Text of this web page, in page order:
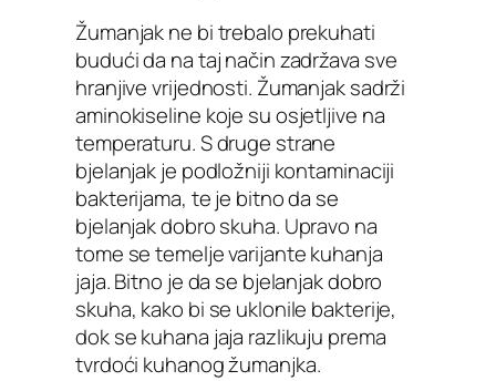
Žumanjak ne bi trebalo prekuhati
budući da na taj način zadržava sve
hranjive vrijednosti. Žumanjak sadrži
aminokiseline koje su osjetljive na
temperaturu. S druge strane
bjelanjak je podložniji kontaminaciji
bakterijama, te je bitno da se
bjelanjak dobro skuha. Upravo na
tome se temelje varijante kuhanja
jaja. Bitno je da se bjelanjak dobro
skuha, kako bi se uklonile bakterije,
dok se kuhana jaja razlikuju prema
tvrdoći kuhanog žumanjka.